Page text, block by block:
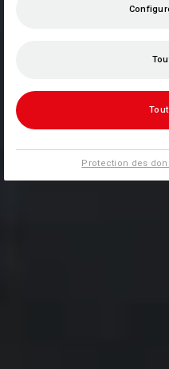
Protection des